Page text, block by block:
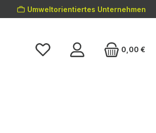
Umweltorientiertes Unternehmen
0,00 €